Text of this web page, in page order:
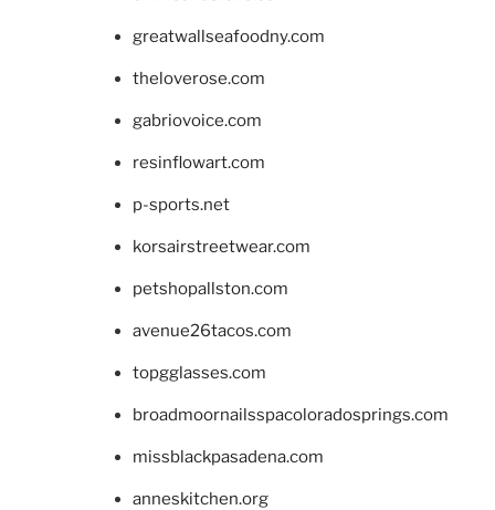
greatwallseafoodny.com
theloverose.com
gabriovoice.com
resinflowart.com
p-sports.net
korsairstreetwear.com
petshopallston.com
avenue26tacos.com
topgglasses.com
broadmoornailsspacoloradosprings.com
missblackpasadena.com
anneskitchen.org